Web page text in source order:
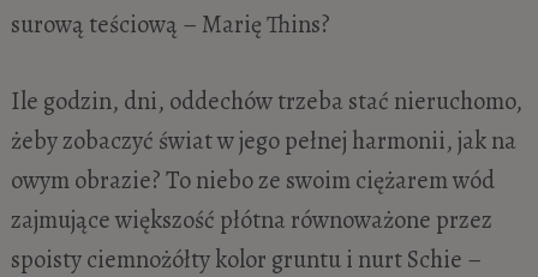
surową teściową – Marię Thins?
Ile godzin, dni, oddechów trzeba stać nieruchomo,
żeby zobaczyć świat w jego pełnej harmonii, jak na
owym obrazie? To niebo ze swoim ciężarem wód
zajmujące większość płótna równoważone przez
spoisty ciemnożółty kolor gruntu i nurt Schie –